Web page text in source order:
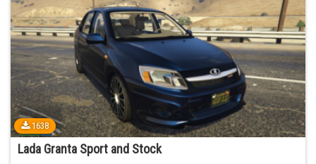
Dodge92
Ferrari106
Fiat51
Ford255
1638
Lada Granta Sport and Stock